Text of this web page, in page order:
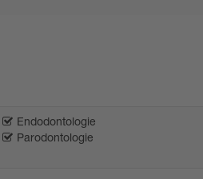
Endodontologie
Parodontologie